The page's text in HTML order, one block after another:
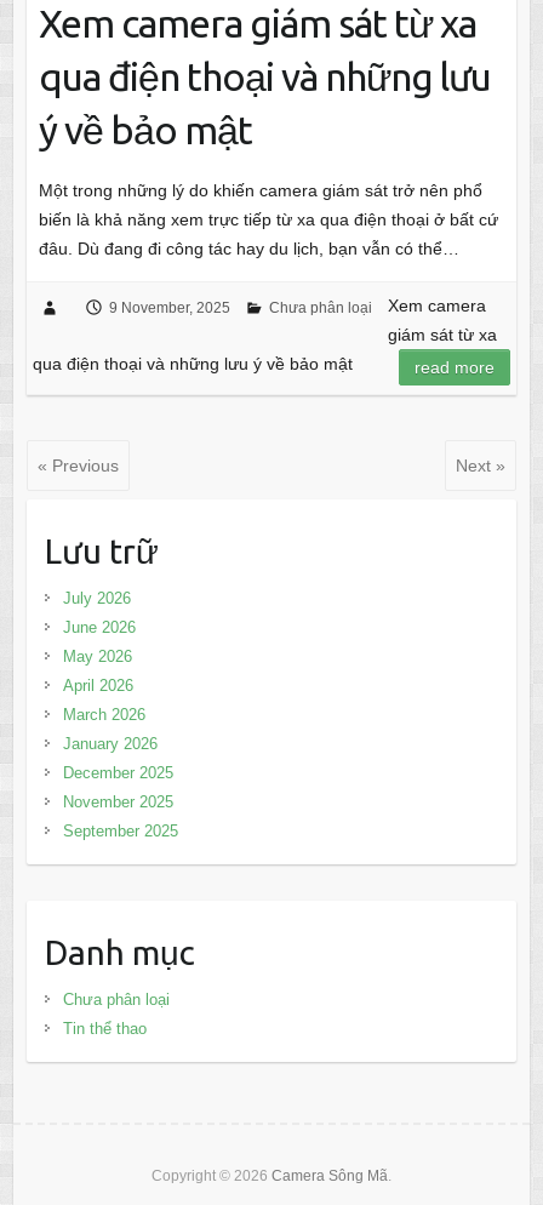
Xem camera giám sát từ xa
qua điện thoại và những lưu
ý về bảo mật
Một trong những lý do khiến camera giám sát trở nên phổ
biến là khả năng xem trực tiếp từ xa qua điện thoại ở bất cứ
đâu. Dù đang đi công tác hay du lịch, bạn vẫn có thể…
9 November, 2025 Chưa phân loại
Xem camera
giám sát từ xa
qua điện thoại và những lưu ý về bảo mật
read more
« Previous Next »
Lưu trữ
July 2026
June 2026
May 2026
April 2026
March 2026
January 2026
December 2025
November 2025
September 2025
Danh mục
Chưa phân loại
Tin thể thao
Copyright © 2026 Camera Sông Mã.